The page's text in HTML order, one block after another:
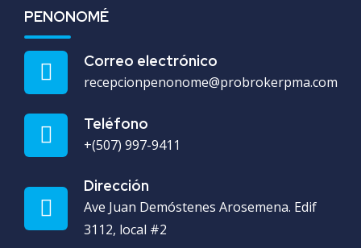
PENONOMÉ
Correo electrónico
recepcionpenonome@probrokerpma.com
Teléfono
+(507) 997-9411
Dirección
Ave Juan Demóstenes Arosemena. Edif
3112, local #2